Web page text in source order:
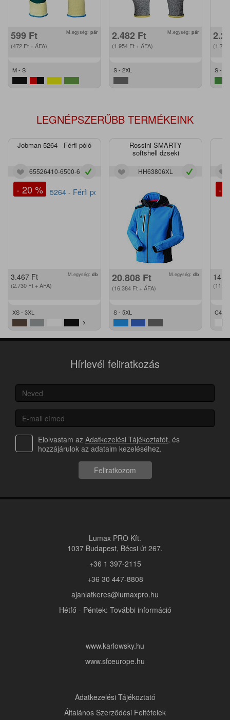
599 Ft
(472 Ft + ÁFA)
M.egység: pár
M - S
2.482 Ft
(1.954 Ft + ÁFA)
M.egység: pár
S - 2XL
(1.792
S - XL
LEGNÉPSZERŰBB TERMÉKEINK
Jobman 5264 - Férfi póló
65526410-6500-6
- 20 %
3.467 Ft
(2.730 Ft + ÁFA)
M.egység: db
XS - 3XL
Rossini SMARTY
softshell dzseki
HH63806XL
20.808 Ft
(16.384 Ft + ÁFA)
M.egység: db
S - 5XL
-
C42 -
Hírlevél feliratkozás
Elolvastam az Adatkezelési Tájékoztatót, és
hozzájárulok az adataim kezeléséhez.
Feliratkozom
Lumax PRO Kft.
1037 Budapest, Bécsi út 267.
+36 1 397-2115
+36 30 447-8808
ajanlatkeres@lumaxpro.hu
Hétfő - Péntek: További információ
www.karlowsky.hu
www.sfceurope.hu
Adatkezelési Tájékoztató
Általános Szerződési Feltételek